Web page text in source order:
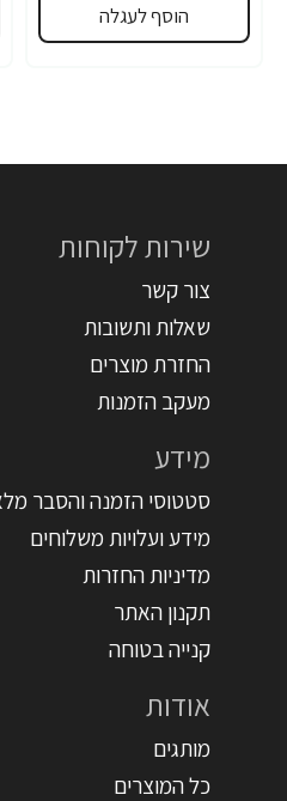
הוסף לעגלה
שירות לקוחות
צור קשר
שאלות ותשובות
החזרת מוצרים
מעקב הזמנות
מידע
סטטוסי הזמנה והסבר
מידע ועלויות משלוחים
מדיניות החזרות
תקנון האתר
קנייה בטוחה
אודות
מותגים
כל המוצרים